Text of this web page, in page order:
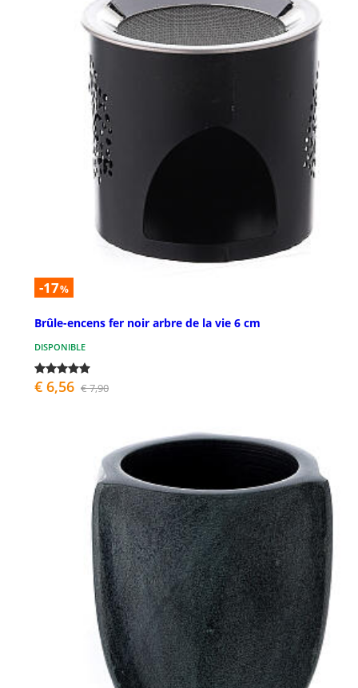
-17%
Brûle-encens fer noir arbre de la vie 6 cm
DISPONIBLE
€ 6,56 € 7,90